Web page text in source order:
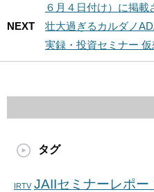
６月４日付け）に掲載
NEXT
壮大過ぎるカルダノ
実録・投資セミナー 仮
タグ
IRTV JAIIセミナーレポー